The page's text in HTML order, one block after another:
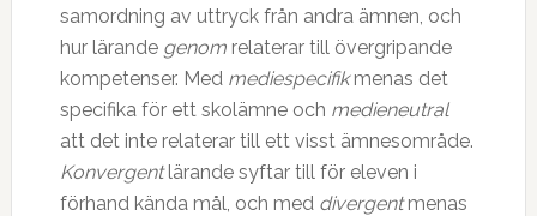
samordning av uttryck från andra ämnen, och
hur lärande genomrelaterar till övergripande
kompetenser. Med mediespecifikmenas det
specifika för ett skolämne och medieneutral
att det inte relaterar till ett visst ämnesområde.
Konvergentlärande syftar till för eleven i
förhand kända mål, och med divergentmenas